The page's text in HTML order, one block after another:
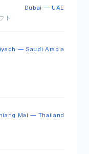
ト
Dubai — UAE
— Saudi Arabia
Mai — Thailand